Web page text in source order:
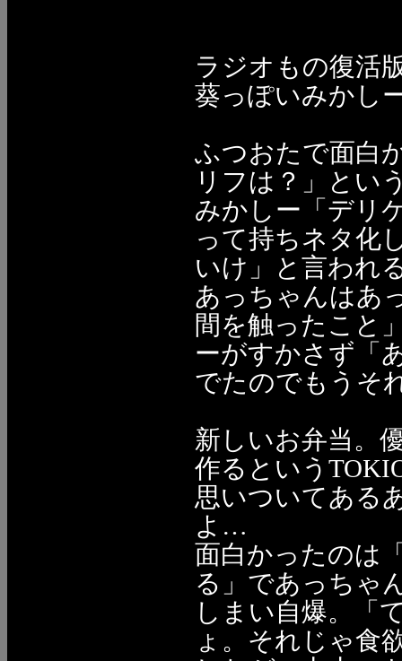
ラジオもの復活
葵っぽいみかし
ふつおたで面白
リフは？」とい
みかしー「デリ
って持ちネタ化
いけ」と言われ
あっちゃんはあ
間を触ったこと
ーがすかさず「
でたのでもうそ
新しいお弁当。
作るという
思いついてある
よ…
面白かったのは
る」であっちゃ
しまい自爆。「
ょ。それじゃ食